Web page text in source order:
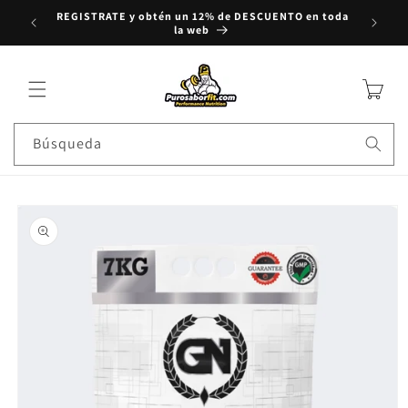
al contenido
REGISTRATE y obtén un 12% de DESCUENTO en toda
la web
Carrito
Búsqueda
a la información del producto